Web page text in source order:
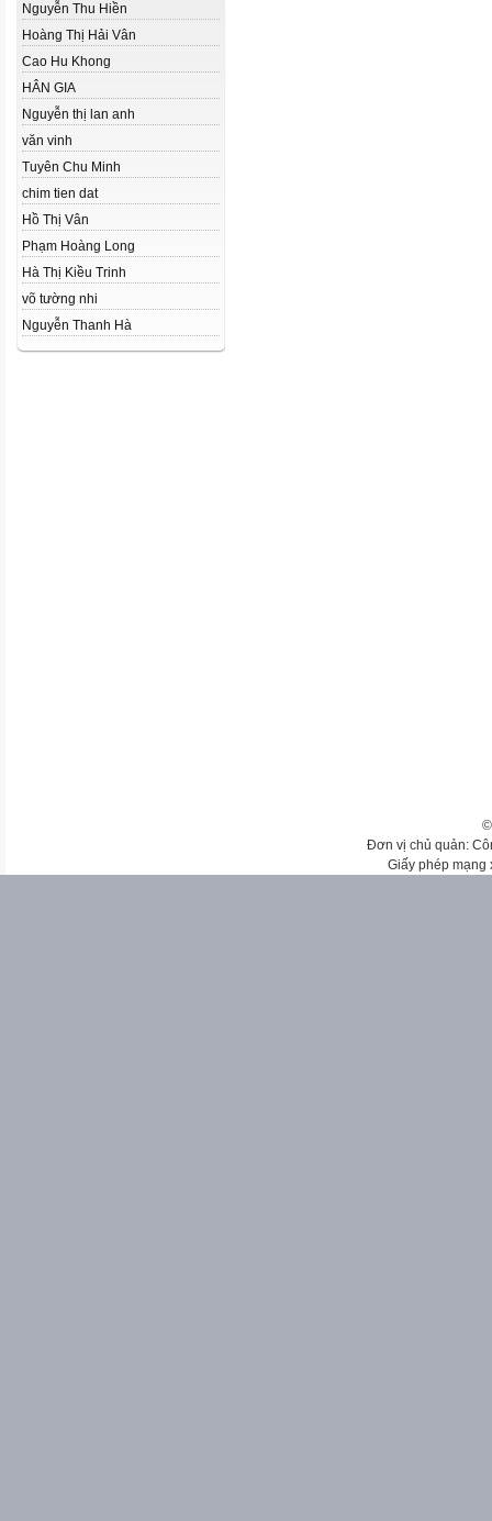
Nguyễn Thu Hiền
Hoàng Thị Hải Vân
Cao Hu Khong
HÂN GIA
Nguyễn thị lan anh
văn vinh
Tuyên Chu Minh
chim tien dat
Hồ Thị Vân
Phạm Hoàng Long
Hà Thị Kiều Trinh
võ tường nhi
Nguyễn Thanh Hà
Đơn vị chủ quản:
Giấy phép mạng